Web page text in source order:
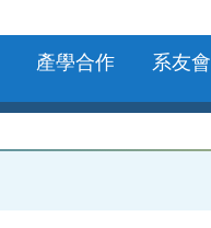
產學合作 系友會